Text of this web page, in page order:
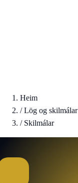
Heim
/Lög og skilmálar
/ Skilmálar